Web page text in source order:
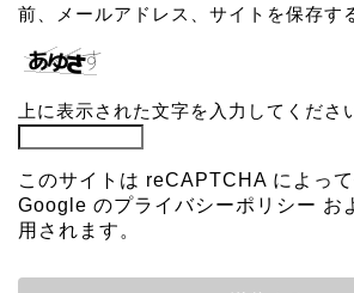
前、メールアドレス、サイトを保存す
上に表示された文字を入力してくださ
このサイトは reCAPTCHA によって
Google のプライバシーポリシー お
用されます。